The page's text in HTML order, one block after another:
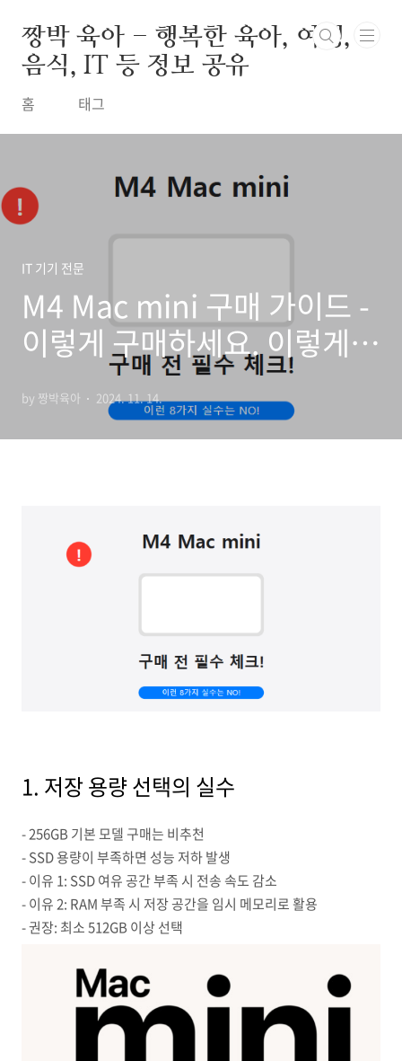
짱박 육아 - 행복한 육아, 여행,
음식, IT 등 정보 공유
홈 태그
IT 기기 전문
M4 Mac mini 구매 가이드 -
이렇게 구매하세요. 이렇게
구매하지 마세요
by 짱박육아 2024. 11. 14.
1. 저장 용량 선택의 실수
- 256GB 기본 모델 구매는 비추천
- SSD 용량이 부족하면 성능 저하 발생
- 이유 1: SSD 여유 공간 부족 시 전송 속도 감소
- 이유 2: RAM 부족 시 저장 공간을 임시 메모리로 활용
- 권장: 최소 512GB 이상 선택